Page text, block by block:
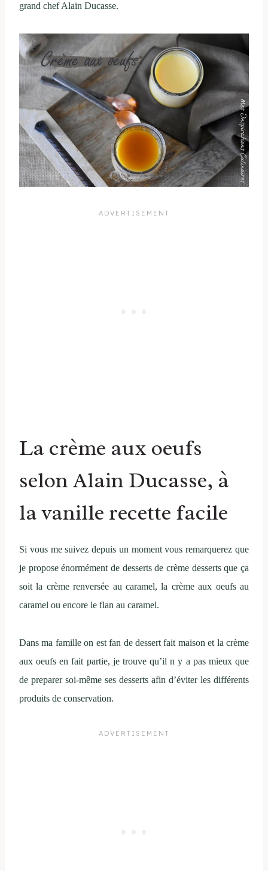
grand chef Alain Ducasse.
La crème aux oeufs
selon Alain Ducasse, à
la vanille recette facile
Si vous me suivez depuis un moment vous remarquerez que
je propose énormément de desserts de crème desserts que ça
soit la crème renversée au caramel, la crème aux oeufs au
caramel ou encore le flan au caramel.
Dans ma famille on est fan de dessert fait maison et la crème
aux oeufs en fait partie, je trouve qu’il n y a pas mieux que
de preparer soi-même ses desserts afin d’éviter les différents
produits de conservation.